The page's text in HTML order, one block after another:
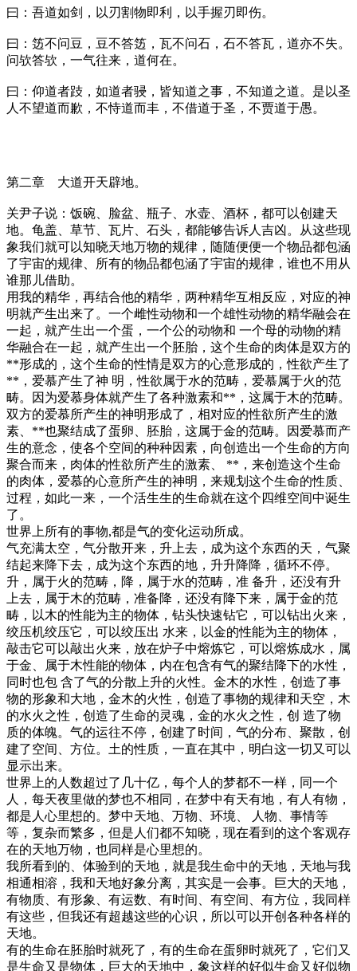
曰：吾道如剑，以刃割物即利，以手握刃即伤。
曰：笾不问豆，豆不答笾，瓦不问石，石不答瓦，道亦不失。
问欤答欤，一气往来，道何在。
曰：仰道者跂，如道者骎，皆知道之事，不知道之道。是以圣
人不望道而歉，不恃道而丰，不借道于圣，不贾道于愚。
第二章 大道开天辟地。
关尹子说：饭碗、脸盆、瓶子、水壶、酒杯，都可以创建天
地。龟盖、草节、瓦片、石头，都能够告诉人吉凶。从这些现
象我们就可以知晓天地万物的规律，随随便便一个物品都包涵
了宇宙的规律、所有的物品都包涵了宇宙的规律，谁也不用从
谁那儿借助。
用我的精华，再结合他的精华，两种精华互相反应，对应的神
明就产生出来了。一个雌性动物和一个雄性动物的精华融会在
一起，就产生出一个蛋，一个公的动物和 一个母的动物的精
华融合在一起，就产生出一个胚胎，这个生命的肉体是双方的
**形成的，这个生命的性情是双方的心意形成的，性欲产生了
**，爱慕产生了神 明，性欲属于水的范畴，爱慕属于火的范
畴。因为爱慕身体就产生了各种激素和**，这属于木的范畴。
双方的爱慕所产生的神明形成了，相对应的性欲所产生的激
素、**也聚结成了蛋卵、胚胎，这属于金的范畴。因爱慕而产
生的意念，使各个空间的种种因素，向创造出一个生命的方向
聚合而来，肉体的性欲所产生的激素、 **，来创造这个生命
的肉体，爱慕的心意所产生的神明，来规划这个生命的性质、
过程，如此一来，一个活生生的生命就在这个四维空间中诞生
了。
世界上所有的事物,都是气的变化运动所成。
气充满太空，气分散开来，升上去，成为这个东西的天，气聚
结起来降下去，成为这个东西的地，升升降降，循环不停。
升，属于火的范畴，降，属于水的范畴，准 备升，还没有升
上去，属于木的范畴，准备降，还没有降下来，属于金的范
畴，以木的性能为主的物体，钻头快速钻它，可以钻出火来，
绞压机绞压它，可以绞压出 水来，以金的性能为主的物体，
敲击它可以敲出火来，放在炉子中熔炼它，可以熔炼成水，属
于金、属于木性能的物体，内在包含有气的聚结降下的水性，
同时也包 含了气的分散上升的火性。金木的水性，创造了事
物的形象和大地，金木的火性，创造了事物的规律和天空，木
的水火之性，创造了生命的灵魂，金的水火之性，创 造了物
质的体魄。气的运往不停，创建了时间，气的分布、聚散，创
建了空间、方位。土的性质，一直在其中，明白这一切又可以
显示出来。
世界上的人数超过了几十亿，每个人的梦都不一样，同一个
人，每天夜里做的梦也不相同，在梦中有天有地，有人有物，
都是人心里想的。梦中天地、万物、环境、 人物、事情等
等，复杂而繁多，但是人们都不知晓，现在看到的这个客观存
在的天地万物，也同样是心里想的。
我所看到的、体验到的天地，就是我生命中的天地，天地与我
相通相溶，我和天地好象分离，其实是一会事。巨大的天地，
有物质、有形象、有运数、有时间、有空间、有方位，我同样
有这些，但我还有超越这些的心识，所以可以开创各种各样的
天地。
有的生命在胚胎时就死了，有的生命在蛋卵时就死了，它们又
是生命又是物体，巨大的天地中，象这样的好似生命又好似物